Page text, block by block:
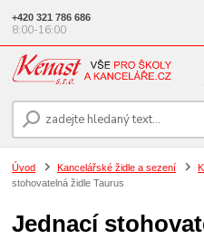
+420 321 786 686
8:00-16:00
Úvod Kancelářské židle a sezení
stohovatelná židle Taurus
Jednací